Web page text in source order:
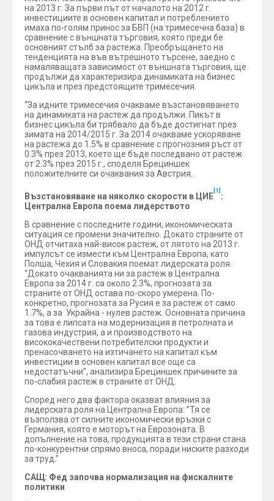
на 2013 г. За първи път от началото на 2012 г.
инвестициите в основен капитал и потреблението
имаха по-голям принос за БВП (на тримесечна база) в
сравнение с външната търговия, която преди бе
основният стълб за растежа. Преобръщането на
тенденцията на във вътрешното търсене, заедно с
намаляващата зависимост от външната търговия, ще
продължи да характеризира динамиката на бизнес
цикъла и през предстоящите тримесечия.
“За идните тримесечия очакваме възстановяването
на динамиката на растеж да продължи. Пикът в
бизнес цикъла би трябвало да бъде достигнат през
зимата на 2014/2015 г. За 2014 очакваме ускоряване
на растежа до 1.5% в сравнение с прогнозния ръст от
0.3% през 2013, което ще бъде последвано от растеж
от 2.3% през 2015 г., споделя Брециншек
положителните си очаквания за Австрия.
Възстановяване на няколко скорости в ЦИЕ
[1]
:
Централна Европа поема лидерството
В сравнение с последните години, икономическата
ситуация се промени значително. Докато страните от
ОНД отчитаха най-висок растеж, от лятото на 2013 г.
импулсът се измести към Централна Европа, като
Полша, Чехия и Словакия поемат лидерската роля.
“Докато очакванията ни за растеж в Централна
Европа за 2014 г. са около 2.3%, прогнозата за
страните от ОНД остава по-скоро умерена. По-
конкретно, прогнозата за Русия е за растеж от само
1.7%, а за Украйна - нулев растеж. Основната причина
за това е липсата на модернизация в петролната и
газова индустрия, а и производството на
висококачествени потребителски продукти и
пренасочването на изтичането на капитал към
инвестиции в основен капитал все още са
недостатъчни”, анализира Брециншек причините за
по-слабия растеж в страните от ОНД.
Според него два фактора оказват влияния за
лидерската роля на Централна Европа: ”Тя се
възползва от силните икономически връзки с
Германия, която е моторът на Еврозоната. В
допълнение на това, продукцията в тези страни стана
по-конкурентни спрямо вноса, поради ниските разходи
за труд.”
САЩ: Фед започва нормализация на фискалните
политики